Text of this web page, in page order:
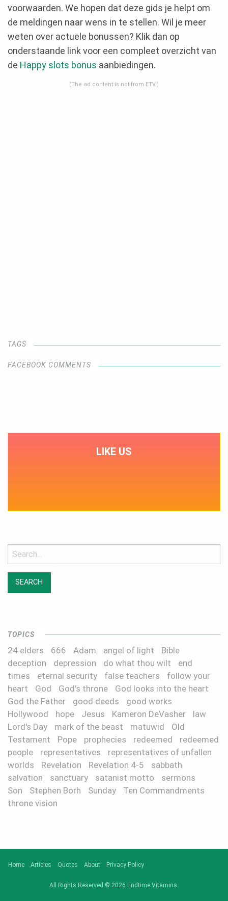
voorwaarden. We hopen dat deze gids je helpt om
de meldingen naar wens in te stellen. Wil je meer
weten over actuele bonussen? Klik dan op
onderstaande link voor een compleet overzicht van
de Happy slots bonus aanbiedingen.
TAGS
FACEBOOK COMMENTS
LIKE US
Search
for:
TOPICS
24 elders 666 Adam angel of light
Bible
deception
depression do what thou wilt
end
times
eternal security false teachers
follow your
heart
God God's throne
God looks into the heart
God the Father
good deeds
good works
Hollywood
hope Jesus Kameron DeVasher
law
Lord's Day
mark of the beast matuwid
Old
Testament
Pope prophecies redeemed
redeemed
people
representatives
representatives of unfallen
worlds
Revelation Revelation 4-5
sabbath
salvation
sanctuary satanist motto
sermons
Son
Stephen Borh Sunday
Ten Commandments
throne vision
Home Articles Quotes About Privacy Policy
All Rights Reserved © 2026 Endtime Vitamins.